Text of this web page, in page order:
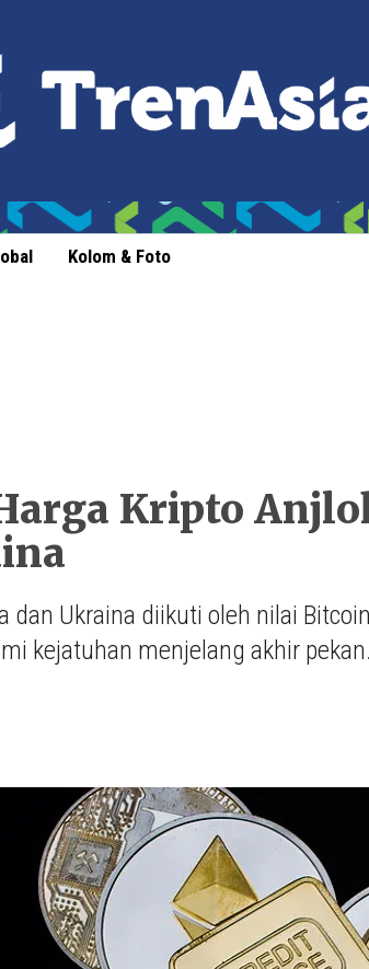
Kolom & Foto
Kripto
dan Ukraina diikuti oleh nilai
kejatuhan menjelang akhir